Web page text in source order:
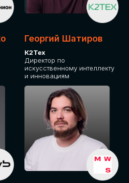
Георгий Шатиров
К2Тех
Директор по
искусственному интеллекту
и инновациям